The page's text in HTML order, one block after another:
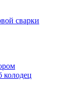
сварки
колодец